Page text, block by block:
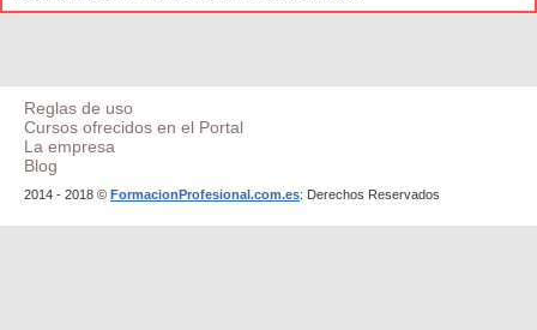
Reglas de uso
Cursos ofrecidos en el Portal
La empresa
Blog
2014 - 2018 © FormacionProfesional.com.es: Derechos Reservados